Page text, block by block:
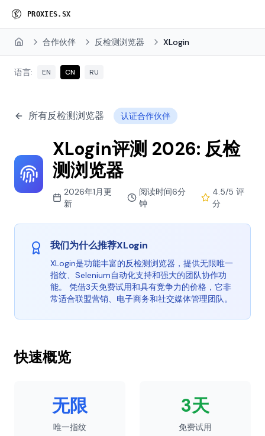
PROXI ES. SX
Home 合作伙伴 反检测浏览器 XLogin
语言: EN CN RU
所有反检测浏览器 认证合作伙伴
XLogin评测 2026: 反检
测浏览器
2026年1月更
新
阅读时间6分
钟
4.5/5 评
分
我们为什么推荐XLogin
XLogin是功能丰富的反检测浏览器，提供无限唯一
指纹、Selenium自动化支持和强大的团队协作功
能。 凭借3天免费试用和具有竞争力的价格，它非
常适合联盟营销、电子商务和社交媒体管理团队。
快速概览
无限
唯一指纹
3天
免费试用